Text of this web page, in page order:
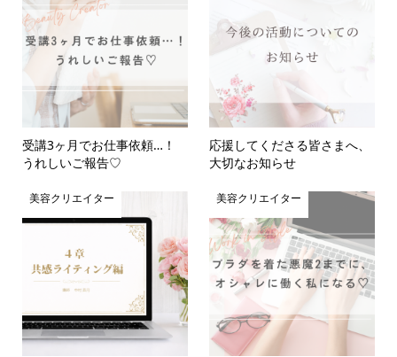
受講3ヶ月でお仕事依頼…！
うれしいご報告♡
応援してくださる皆さまへ、
大切なお知らせ
美容クリエイター 美容クリエイター